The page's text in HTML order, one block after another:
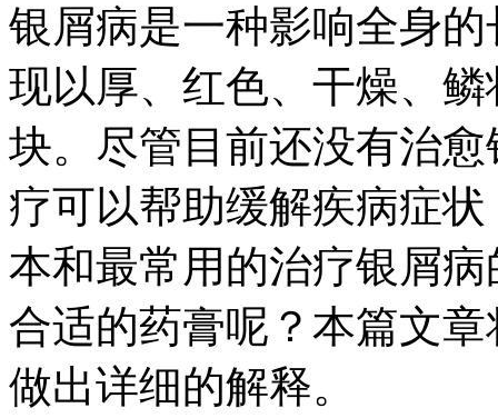
银屑病是一种影响全身
现以厚、红色、干燥、
块。尽管目前还没有治
疗可以帮助缓解疾病症
本和最常用的治疗银屑
合适的药膏呢？本篇文
做出详细的解释。